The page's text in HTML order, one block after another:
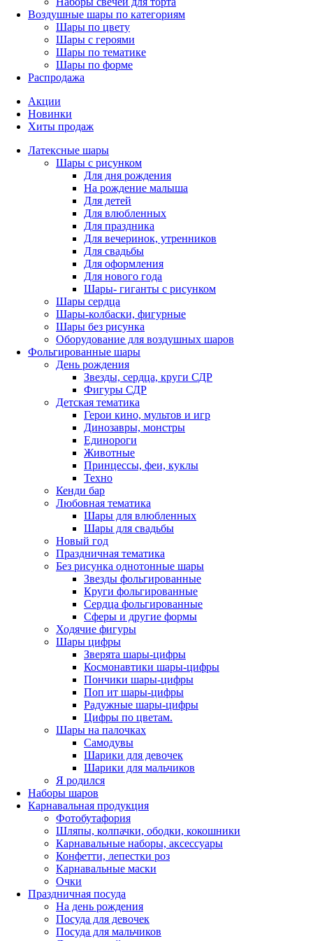
Воздушные шары по категориям
Шары по цвету
Шары с героями
Шары по тематике
Шары по форме
Распродажа
Акции
Новинки
Хиты продаж
Латексные шары
Шары с рисунком
Для дня рождения
На рождение малыша
Для детей
Для влюбленных
Для праздника
Для вечеринок, утренников
Для свадьбы
Для оформления
Для нового года
Шары- гиганты с рисунком
Шары сердца
Шары-колбаски, фигурные
Шары без рисунка
Оборудование для воздушных шаров
Фольгированные шары
День рождения
Звезды, сердца, круги СДР
Фигуры СДР
Детская тематика
Герои кино, мультов и игр
Динозавры, монстры
Единороги
Животные
Принцессы, феи, куклы
Техно
Кенди бар
Любовная тематика
Шары для влюбленных
Шары для свадьбы
Новый год
Праздничная тематика
Без рисунка однотонные шары
Звезды фольгированные
Круги фольгированные
Сердца фольгированные
Сферы и другие формы
Ходячие фигуры
Шары цифры
Зверята шары-цифры
Космонавтики шары-цифры
Пончики шары-цифры
Поп ит шары-цифры
Радужные шары-цифры
Цифры по цветам.
Шары на палочках
Самодувы
Шарики для девочек
Шарики для мальчиков
Я родился
Наборы шаров
Карнавальная продукция
Фотобутафория
Шляпы, колпачки, ободки, кокошники
Карнавальные наборы, аксессуары
Конфетти, лепестки роз
Карнавальные маски
Очки
Праздничная посуда
На день рождения
Посуда для девочек
Посуда для мальчиков